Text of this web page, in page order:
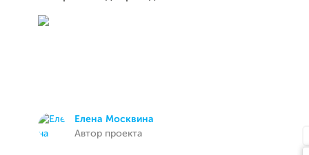
Елена Москвина
Автор проекта